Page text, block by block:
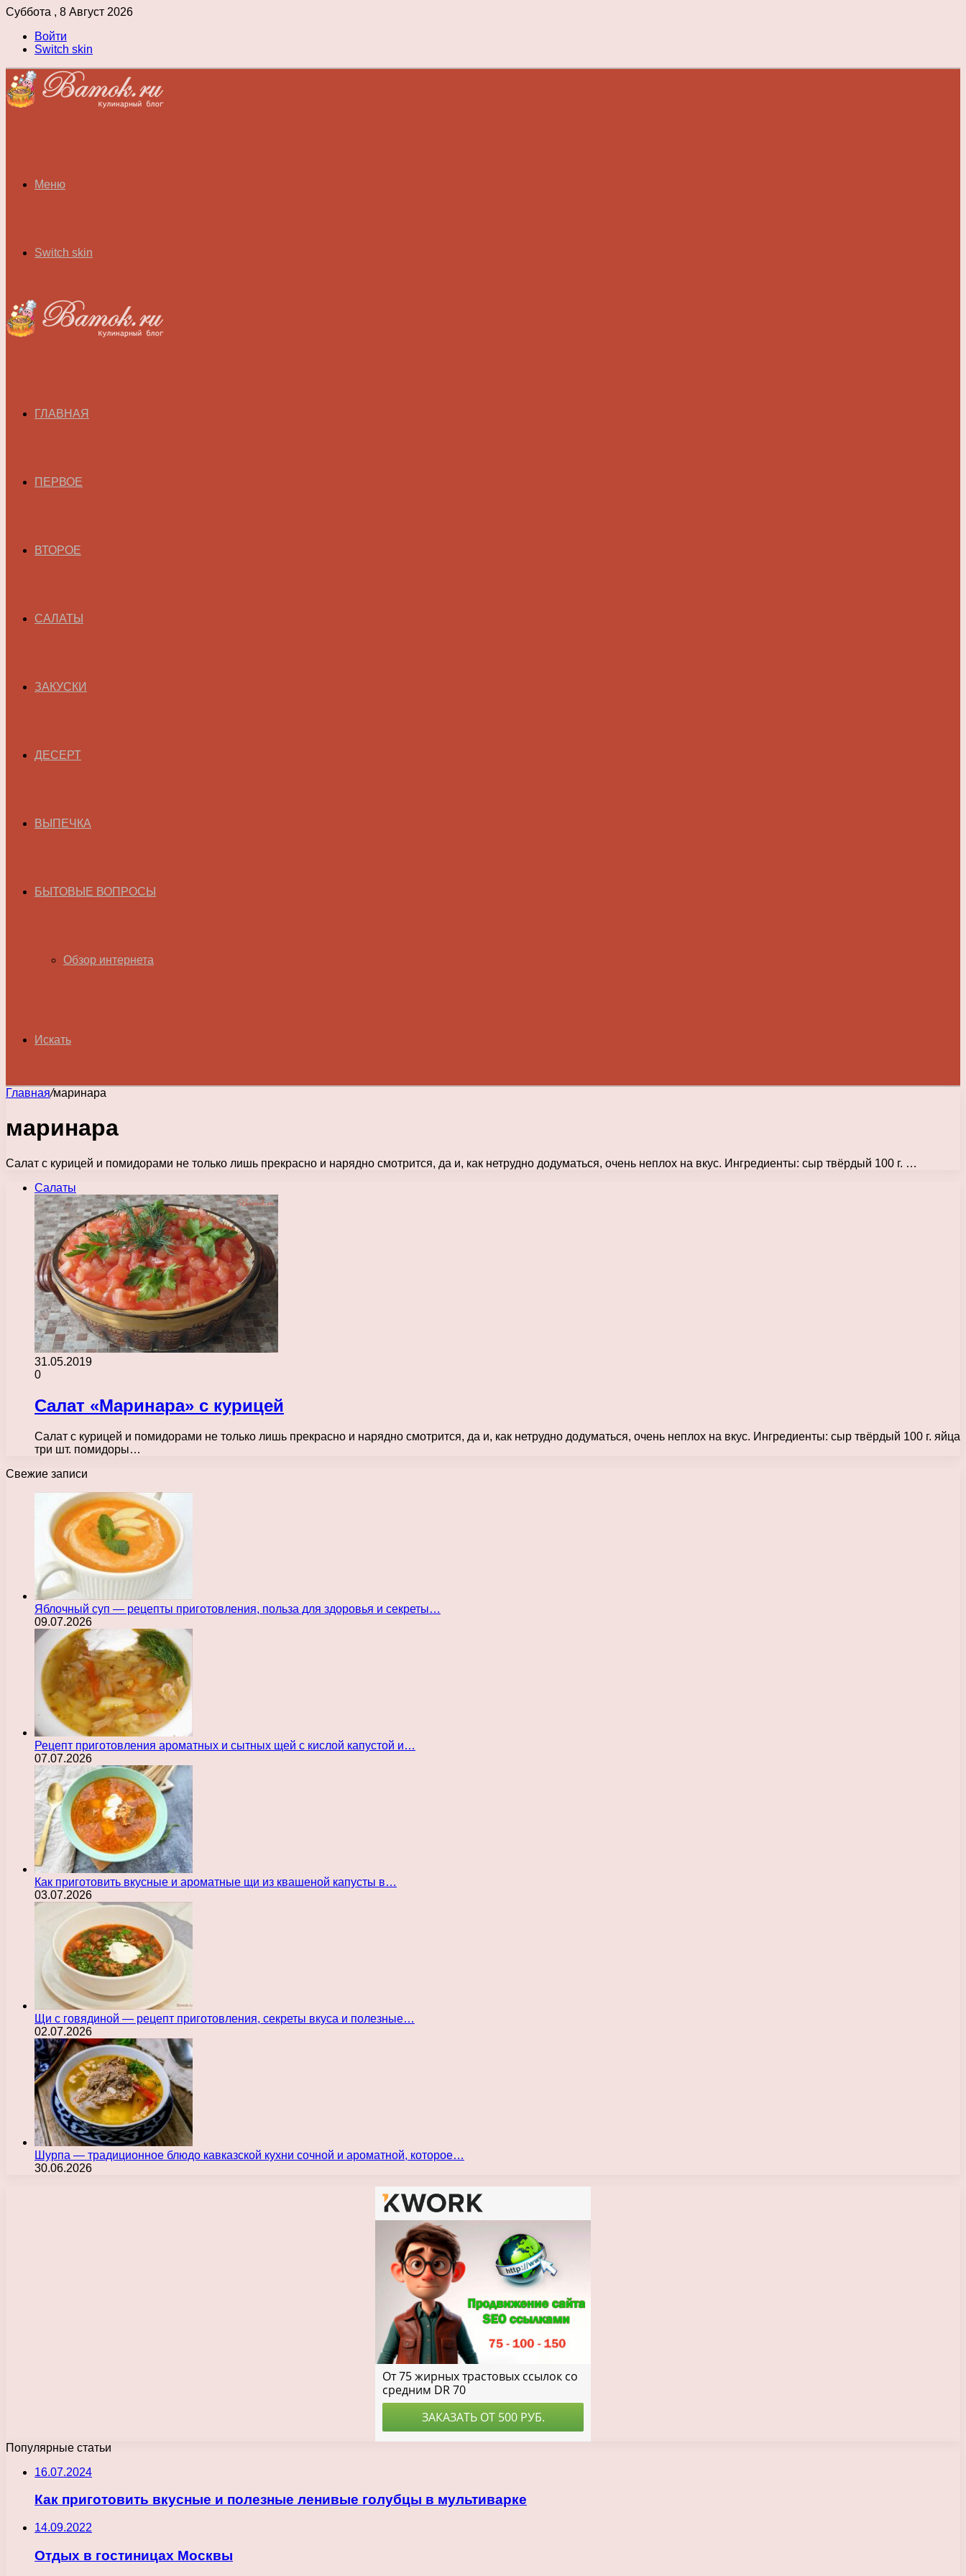
Суббота , 8 Август 2026
Войти
Switch skin
Меню
Switch skin
ГЛАВНАЯ
ПЕРВОЕ
ВТОРОЕ
САЛАТЫ
ЗАКУСКИ
ДЕСЕРТ
ВЫПЕЧКА
БЫТОВЫЕ ВОПРОСЫ
Обзор интернета
Искать
Главная/маринара
маринара
Салат с курицей и помидорами не только лишь прекрасно и нарядно смотрится, да и, как нетрудно додуматься, очень неплох на вкус. Ингредиенты: сыр твёрдый 100 г. …
Салаты
31.05.2019
0
Салат «Маринара» с курицей
Салат с курицей и помидорами не только лишь прекрасно и нарядно смотрится, да и, как нетрудно додуматься, очень неплох на вкус. Ингредиенты: сыр твёрдый 100 г. яйца
три шт. помидоры…
Свежие записи
Яблочный суп — рецепты приготовления, польза для здоровья и секреты…
09.07.2026
Рецепт приготовления ароматных и сытных щей с кислой капустой и…
07.07.2026
Как приготовить вкусные и ароматные щи из квашеной капусты в…
03.07.2026
Щи с говядиной — рецепт приготовления, секреты вкуса и полезные…
02.07.2026
Шурпа — традиционное блюдо кавказской кухни сочной и ароматной, которое…
30.06.2026
Популярные статьи
16.07.2024
Как приготовить вкусные и полезные ленивые голубцы в мультиварке
14.09.2022
Отдых в гостиницах Москвы